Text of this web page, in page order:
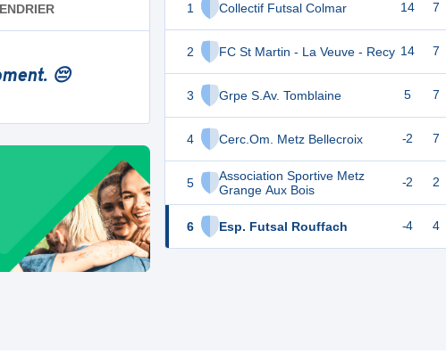
😔
1 Collectif Futsal Colmar
2 FC St Martin - La Veuve - Recy
3 Grpe S.Av. Tomblaine
4 Cerc.Om. Metz Bellecroix
5
Association Sportive Metz
Grange Aux Bois
6 Esp. Futsal Rouffach
14 7
14 7
5 7
-2 7
-2 2
-4 4